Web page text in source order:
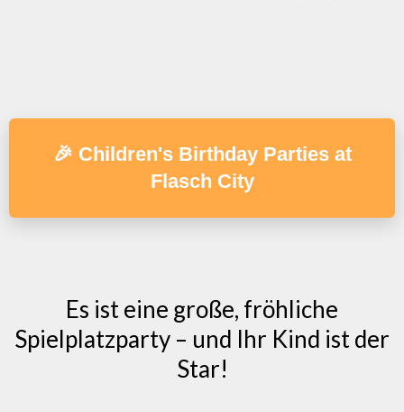
🎉 Children's Birthday Parties at
Flasch City
Es ist eine große, fröhliche
Spielplatzparty – und Ihr Kind ist der
Star!